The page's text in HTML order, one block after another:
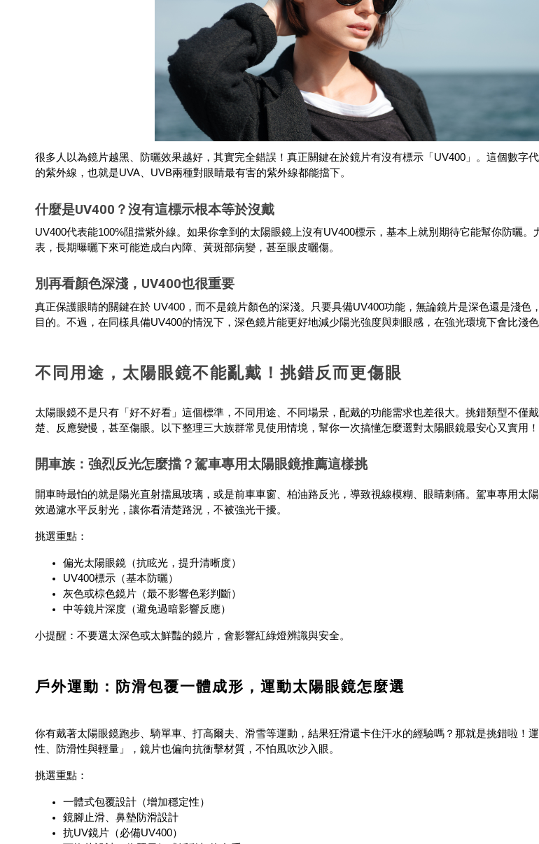
很多人以為鏡片越黑、防曬效果越好，其實完全錯誤！真正關鍵在於鏡片有沒有標示「UV400」。這個數字
的紫外線，也就是UVA、UVB兩種對眼睛最有害的紫外線都能擋下。
什麼是UV400？沒有這標示根本等於沒戴
UV400代表能100%阻擋紫外線。如果你拿到的太陽眼鏡上沒有UV400標示，基本上就別期待它能幫你防曬。
表，長期曝曬下來可能造成白內障、黃斑部病變，甚至眼皮曬傷。
別再看顏色深淺，UV400也很重要
真正保護眼睛的關鍵在於 UV400，而不是鏡片顏色的深淺。只要具備UV400功能，無論鏡片是深色還是淺色
目的。不過，在同樣具備UV400的情況下，深色鏡片能更好地減少陽光強度與刺眼感，在強光環境下會比淺色
不同用途，太陽眼鏡不能亂戴！挑錯反而更傷眼
太陽眼鏡不是只有「好不好看」這個標準，不同用途、不同場景，配戴的功能需求也差很大。挑錯類型不僅
楚、反應變慢，甚至傷眼。以下整理三大族群常見使用情境，幫你一次搞懂怎麼選對太陽眼鏡最安心又實用！
開車族：強烈反光怎麼擋？駕車專用太陽眼鏡推薦這樣挑
開車時最怕的就是陽光直射擋風玻璃，或是前車車窗、柏油路反光，導致視線模糊、眼睛刺痛。駕車專用太
效過濾水平反射光，讓你看清楚路況，不被強光干擾。
挑選重點：
偏光太陽眼鏡（抗眩光，提升清晰度）
UV400標示（基本防曬）
灰色或棕色鏡片（最不影響色彩判斷）
中等鏡片深度（避免過暗影響反應）
小提醒：不要選太深色或太鮮豔的鏡片，會影響紅綠燈辨識與安全。
戶外運動：防滑包覆一體成形，運動太陽眼鏡怎麼選
你有戴著太陽眼鏡跑步、騎單車、打高爾夫、滑雪等運動，結果狂滑還卡住汗水的經驗嗎？那就是挑錯啦！
性、防滑性與輕量」，鏡片也偏向抗衝擊材質，不怕風吹沙入眼。
挑選重點：
一體式包覆設計（增加穩定性）
鏡腳止滑、鼻墊防滑設計
抗UV鏡片（必備UV400）